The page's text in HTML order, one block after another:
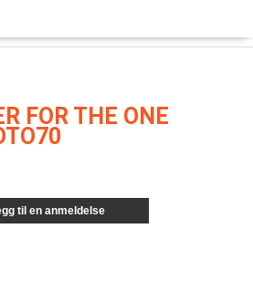
FOR THE ONE
til en anmeldelse